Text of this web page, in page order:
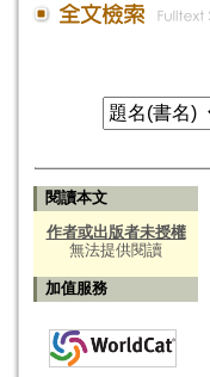
閱讀本文
作者或出版者未授權
無法提供閱讀
加值服務